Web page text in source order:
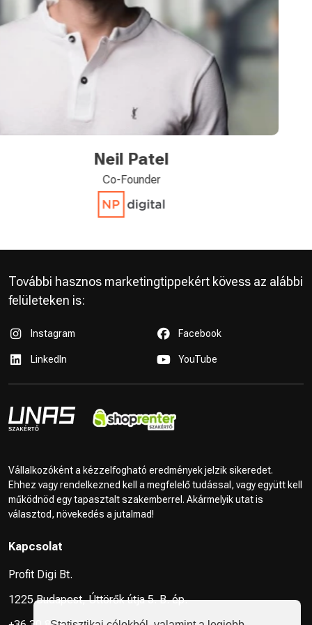
További hasznos marketingtippekért kövess az alábbi
felületeken is:
Instagram Facebook
LinkedIn YouTube
Vállalkozóként a kézzelfogható eredmények jelzik sikeredet.
Ehhez vagy rendelkezned kell a megfelelő tudással, vagy együtt kell
működnöd egy tapasztalt szakemberrel. Akármelyik utat is
választod, növekedés a jutalmad!
Kapcsolat
Profit Digi Bt.
1225 Budapest, Úttörők útja 5. B. ép.